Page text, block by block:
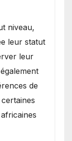
niveau,
leur statut
leur
de